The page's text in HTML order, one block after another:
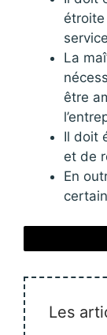
étroite
La
être
Il doit
et de
En
Les